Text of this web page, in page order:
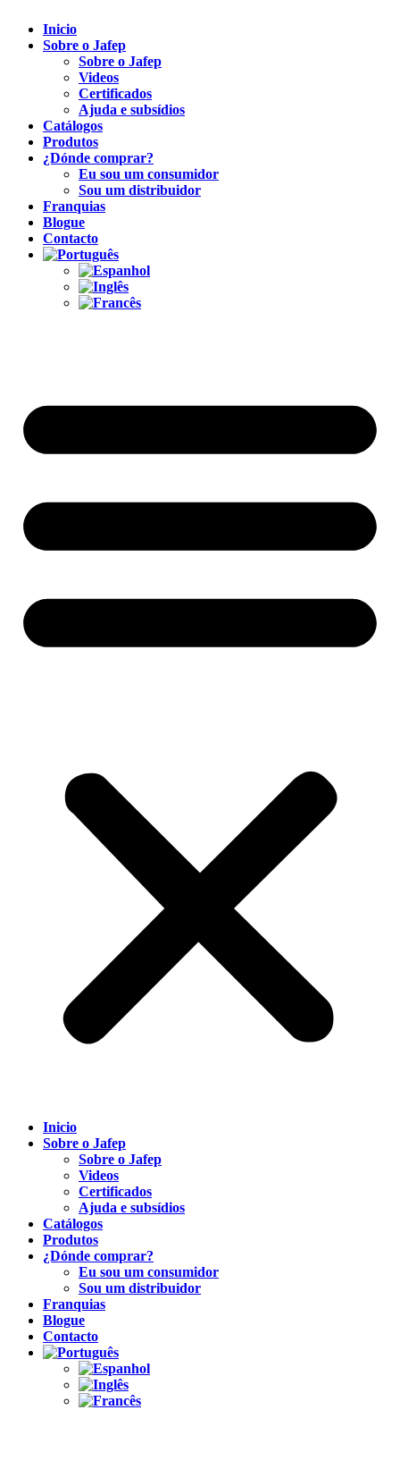
Inicio
Sobre o Jafep
Sobre o Jafep
Videos
Certificados
Ajuda e subsídios
Catálogos
Produtos
¿Dónde comprar?
Eu sou um consumidor
Sou um distribuidor
Franquias
Blogue
Contacto
Inicio
Sobre o Jafep
Sobre o Jafep
Videos
Certificados
Ajuda e subsídios
Catálogos
Produtos
¿Dónde comprar?
Eu sou um consumidor
Sou um distribuidor
Franquias
Blogue
Contacto